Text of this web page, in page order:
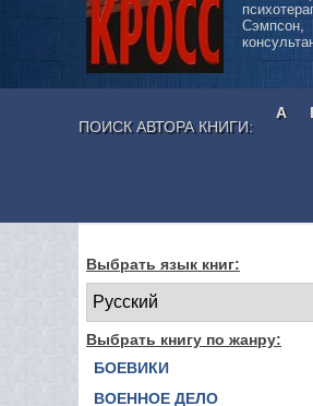
Сэмпсон,
ПОИСК АВТОРА КНИГИ:
А
Выбрать язык книг:
Выбрать книгу по жанру:
БОЕВИКИ
ВОЕННОЕ ДЕЛО